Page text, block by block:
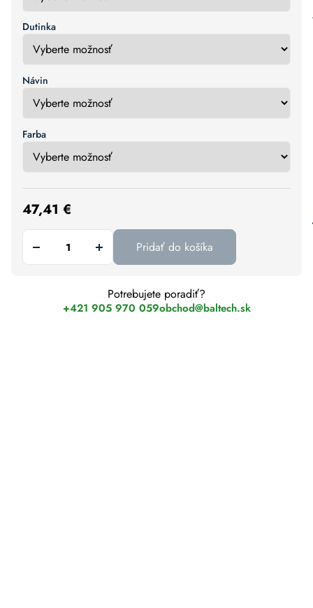
Dutinka
Návin
Farba
47,41 €
Pridať do košíka
Potrebujete poradiť?
+421 905 970 059obchod@baltech.sk